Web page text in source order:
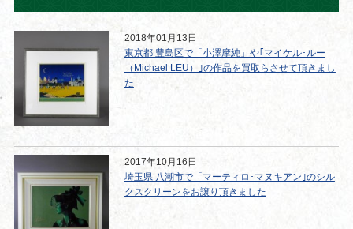
2018年01月13日
東京都 豊島区で「小澤摩純」や｢マイケル･ルー
（Michael LEU）｣の作品を買取らさせて頂きまし
た
2017年10月16日
埼玉県 八潮市で「マーティロ･マヌキアン｣のシル
クスクリーンをお譲り頂きました